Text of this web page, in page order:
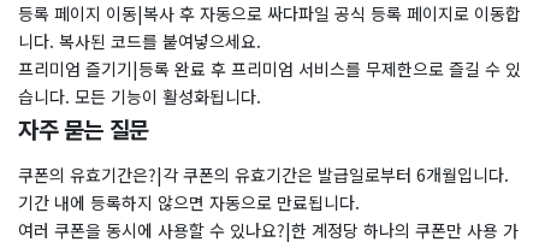
등록 페이지 이동|복사 후 자동으로 싸다파일 공식 등록 페이지로 이동합
니다. 복사된 코드를 붙여넣으세요.
프리미엄 즐기기|등록 완료 후 프리미엄 서비스를 무제한으로 즐길 수 있
습니다. 모든 기능이 활성화됩니다.
자주 묻는 질문
쿠폰의 유효기간은?|각 쿠폰의 유효기간은 발급일로부터 6개월입니다.
기간 내에 등록하지 않으면 자동으로 만료됩니다.
여러 쿠폰을 동시에 사용할 수 있나요?|한 계정당 하나의 쿠폰만 사용 가